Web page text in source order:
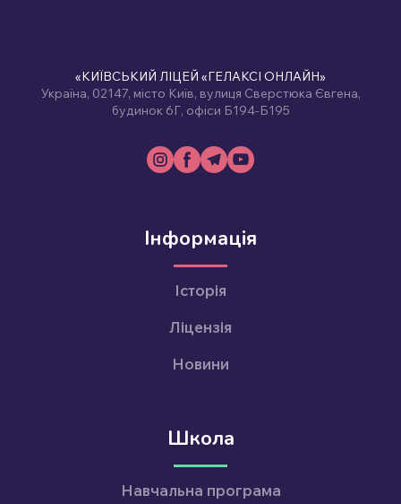
«КИЇВСЬКИЙ ЛІЦЕЙ «ГЕЛАКСІ ОНЛАЙН»
Україна, 02147, місто Київ, вулиця Сверстюка Євгена,
будинок 6Г, офіси Б194-Б195
Інформація
Історія
Ліцензія
Новини
Школа
Навчальна програма